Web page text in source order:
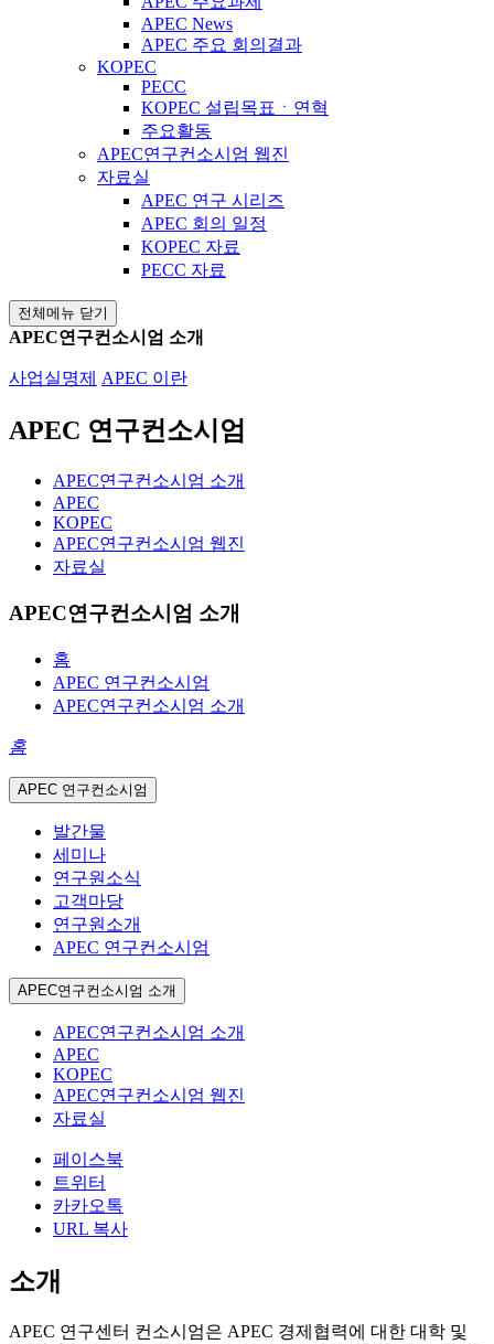
APEC News
APEC 주요 회의결과
KOPEC
PECC
KOPEC 설립목표ㆍ연혁
주요활동
APEC연구컨소시엄 웹진
자료실
APEC 연구 시리즈
APEC 회의 일정
KOPEC 자료
PECC 자료
전체메뉴 닫기
APEC연구컨소시엄 소개
사업실명제 APEC 이란
APEC 연구컨소시엄
APEC연구컨소시엄 소개
APEC
KOPEC
APEC연구컨소시엄 웹진
자료실
APEC연구컨소시엄 소개
홈
APEC 연구컨소시엄
APEC연구컨소시엄 소개
홈
APEC 연구컨소시엄
발간물
세미나
연구원소식
고객마당
연구원소개
APEC 연구컨소시엄
APEC연구컨소시엄 소개
APEC연구컨소시엄 소개
APEC
KOPEC
APEC연구컨소시엄 웹진
자료실
페이스북
트위터
카카오톡
URL 복사
소개
APEC 연구센터 컨소시엄은 APEC 경제협력에 대한 대학 및